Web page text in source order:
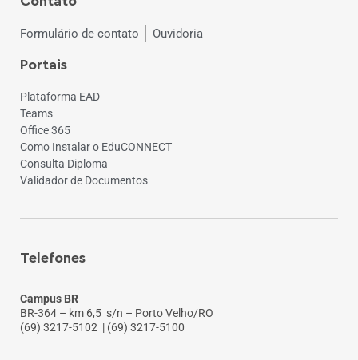
Formulário de contato Ouvidoria
Portais
Plataforma EAD
Teams
Office 365
Como Instalar o EduCONNECT
Consulta Diploma
Validador de Documentos
Telefones
Campus BR
BR-364 – km 6,5 s/n – Porto Velho/RO
(69) 3217-5102 | (69) 3217-5100